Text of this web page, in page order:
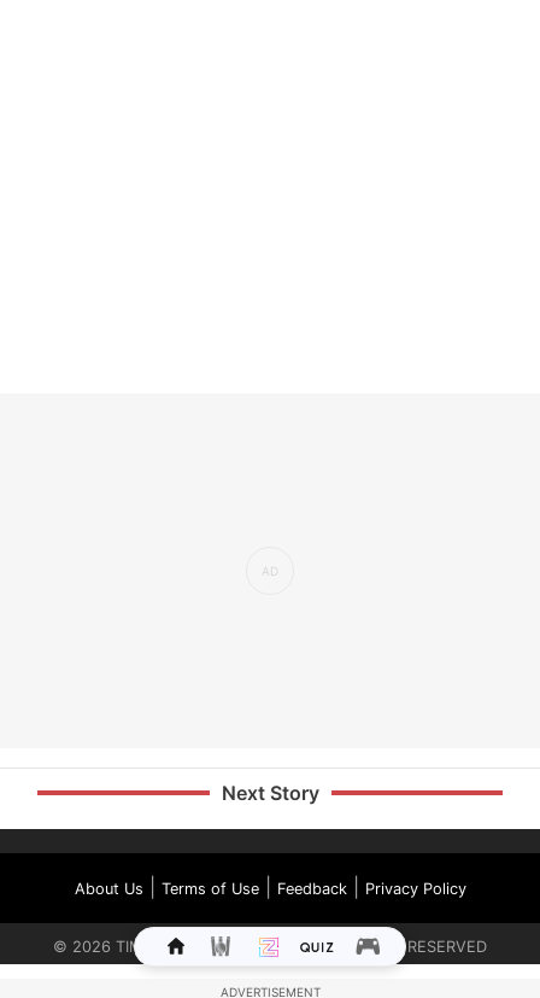
Next Story
About Us Terms of Use| Feedback| Privacy Policy
© 2026 TIMES INTERNET LIMITED. ALL RIGHTS RESERVED